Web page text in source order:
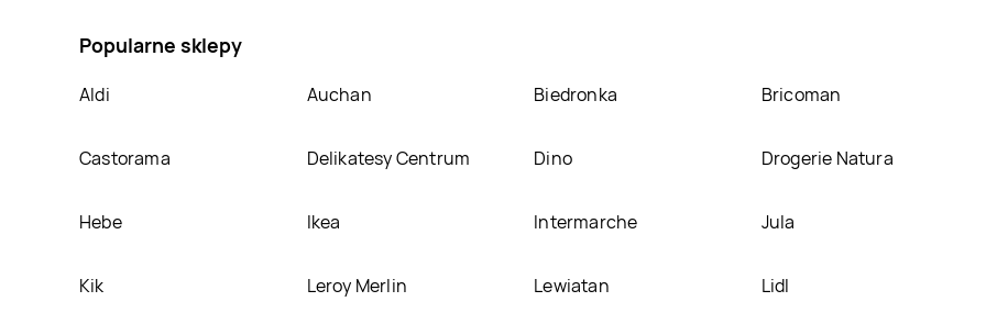
Popularne sklepy
Aldi Auchan Biedronka Bricoman
Castorama Delikatesy Centrum Dino Drogerie Natura
Hebe Ikea Intermarche Jula
Kik Leroy Merlin Lewiatan Lidl